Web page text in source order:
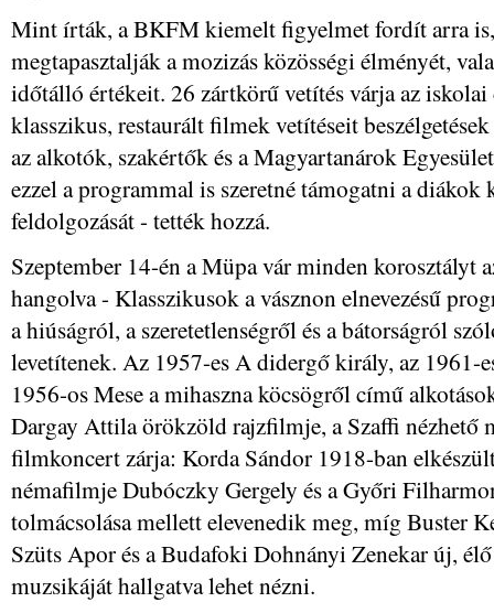
Mint írták, a BKFM kiemelt figyelmet fordít arra
megtapasztalják a mozizás közösségi élményét,
időtálló értékeit. 26 zártkörű vetítés várja az
klasszikus, restaurált filmek vetítéseit
az alkotók, szakértők és a Magyartanárok
ezzel a programmal is szeretné támogatni a
feldolgozását - tették hozzá.
Szeptember 14-én a Müpa vár minden korosztályt
hangolva - Klasszikusok a vásznon elnevezésű
a hiúságról, a szeretetlenségről és a bátorságról
levetítenek. Az 1957-es A didergő király, az 1961-
1956-os Mese a mihaszna köcsögről című
Dargay Attila örökzöld rajzfilmje, a Szaffi nézhető
filmkoncert zárja: Korda Sándor 1918-ban
némafilmje Dubóczky Gergely és a Győri
tolmácsolása mellett elevenedik meg, míg Buster
Szüts Apor és a Budafoki Dohnányi Zenekar új,
muzsikáját hallgatva lehet nézni.